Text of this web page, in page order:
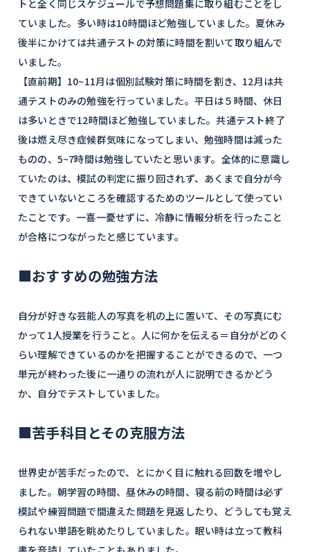
トと全く同じスケジュールで予想問題集に取り組むことをし
ていました。多い時は10時間ほど勉強していました。夏休み
後半にかけては共通テストの対策に時間を割いて取り組んで
いました。
【直前期】10~11月は個別試験対策に時間を割き、12月は共
通テストのみの勉強を行っていました。平日は５時間、休日
は多いときで12時間ほど勉強していました。共通テスト終了
後は燃え尽き症候群気味になってしまい、勉強時間は減った
ものの、5~7時間は勉強していたと思います。全体的に意識し
ていたのは、模試の判定に振り回されず、あくまで自分が今
できていないところを確認するためのツールとして使ってい
たことです。一喜一憂せずに、冷静に情報分析を行ったこと
が合格につながったと感じています。
■おすすめの勉強方法
自分が好きな芸能人の写真を机の上に置いて、その写真にむ
かって1人授業を行うこと。人に何かを伝える＝自分がどのく
らい理解できているのかを把握することができるので、一つ
単元が終わった後に一通りの流れが人に説明できるかどう
か、自分でテストしていました。
■苦手科目とその克服方法
世界史が苦手だったので、とにかく目に触れる回数を増やし
ました。朝学習の時間、昼休みの時間、寝る前の時間は必ず
模試や練習問題で間違えた問題を見返したり、どうしても覚え
られない単語を眺めたりしていました。眠い時は立って教科